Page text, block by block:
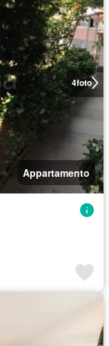
4foto
Appartamento